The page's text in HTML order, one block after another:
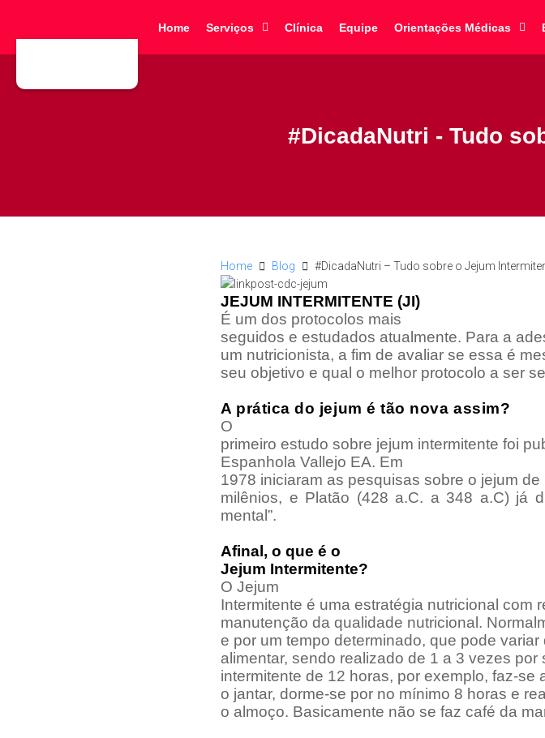
Home Serviços Clínica Equipe Orientações Médicas
#DicadaNutri - Tudo
Home Blog #DicadaNutri – Tudo sobre o Jejum
JEJUM INTERMITENTE (JI)
É um dos protocolos mais
seguidos e estudados atualmente. Para a
um nutricionista, a fim de avaliar se essa é
seu objetivo e qual o melhor protocolo a ser
A prática do jejum é tão nova assim?
O
primeiro estudo sobre jejum intermitente foi
Espanhola Vallejo EA. Em
1978 iniciaram as pesquisas sobre o jejum
milênios, e Platão (428 a.C. a 348 a.C) já
mental”.
Afinal, o que é o
Jejum Intermitente?
O Jejum
Intermitente é uma estratégia nutricional com
manutenção da qualidade nutricional.
e por um tempo determinado, que pode
alimentar, sendo realizado de 1 a 3 vezes por
intermitente de 12 horas, por exemplo, faz-se
o jantar, dorme-se por no mínimo 8 horas e
o almoço. Basicamente não se faz café da